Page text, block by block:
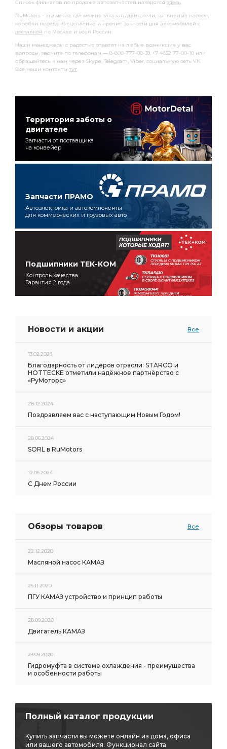
Список филиалов по продаже автозапчастей находятся здесь.
RuMotors - это место, где можно заказать двигатели, топливные насосы,
коробки передачб сцепление и прочие запчасти для автомобилей с
доставкой по Москве и всей России.
Наши менеджеры с радостью ответят на любые возникшие у вас
вопросы, звоните по телефонам — 8-800-777-08-39, +7 4852 77-00-10 или
обращайтесь к нам через Skype, Telegram, Viber, социальную сеть VK.
Все наши контакты тут.
Территория заботы о
двигателе
Запчасти от поставщика
на конвейер
Запчасти ПРАМО
Автоэлектрика и автокомпоненты
для коммерческих и грузовых авто
Подшипники ТЕК-КОМ
Контроль качества
Гарантия 2 года
Новости и акции Все
13.02.2026
Благодарность от лидеров отрасли: STARCO и
HOTTECKE отметили надёжное партнёрство с
«РуМоторс»
28.12.2024
Поздравляем вас с наступающим Новым Годом!
28.06.2024
SORL в RuMotors
12.06.2024
С Днем России
Обзоры товаров Все
22.12.2020
Масляной насос КАМАЗ
25.11.2020
ПГУ КАМАЗ устройство и принцип работы
28.09.2020
Двигатель КАМАЗ
23.09.2020
Гидромуфта в системе охлаждения - преимущества
и особенности работы
Полный каталог продукции
Купить запчасти вы можете онлайн из дома, офиса
или вашего автомобиля. Функционал сайта